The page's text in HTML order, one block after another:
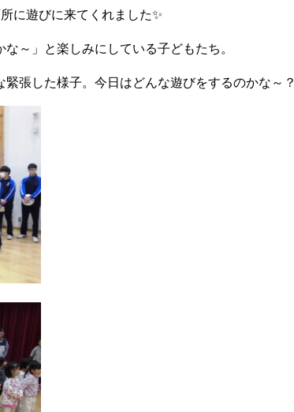
に遊びに来てくれました✨
～」と楽しみにしている子どもたち。
張した様子。今日はどんな遊びをするのかな～？